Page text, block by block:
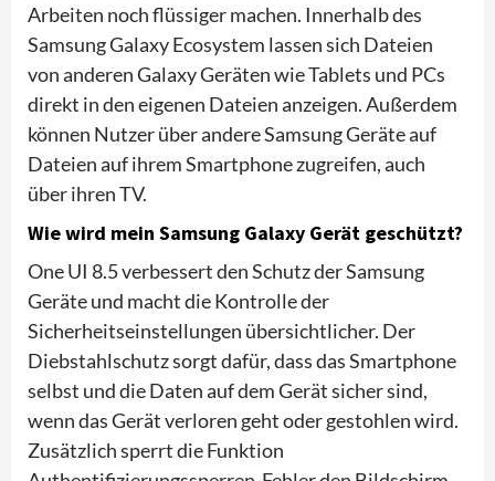
Arbeiten noch flüssiger machen. Innerhalb des
Samsung Galaxy Ecosystem lassen sich Dateien
von anderen Galaxy Geräten wie Tablets und PCs
direkt in den eigenen Dateien anzeigen. Außerdem
können Nutzer über andere Samsung Geräte auf
Dateien auf ihrem Smartphone zugreifen, auch
über ihren TV.
Wie wird mein Samsung Galaxy Gerät geschützt?
One UI 8.5 verbessert den Schutz der Samsung
Geräte und macht die Kontrolle der
Sicherheitseinstellungen übersichtlicher. Der
Diebstahlschutz sorgt dafür, dass das Smartphone
selbst und die Daten auf dem Gerät sicher sind,
wenn das Gerät verloren geht oder gestohlen wird.
Zusätzlich sperrt die Funktion